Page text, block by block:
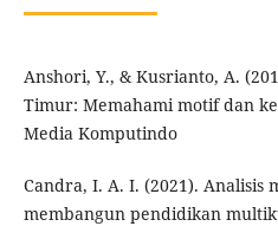
Anshori, Y., & Kusrianto, A.
Timur: Memahami motif dan
Media Komputindo
Candra, I. A. I. (2021). Analisis
membangun pendidikan